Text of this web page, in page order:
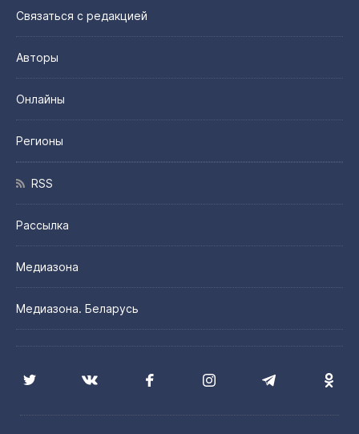
Связаться с редакцией
Авторы
Онлайны
Регионы
RSS
Рассылка
Медиазона
Медиазона. Беларусь